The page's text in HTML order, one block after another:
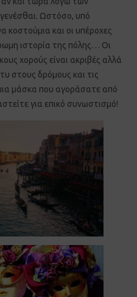
Ωστόσο, υπό
κοστούμια και οι υπέροχες
ιστορία της πόλης… Οι
χορούς είναι ακριβές αλλά
στους δρόμους και τις
μάσκα που αγοράσατε από
για επικό συνωστισμό!